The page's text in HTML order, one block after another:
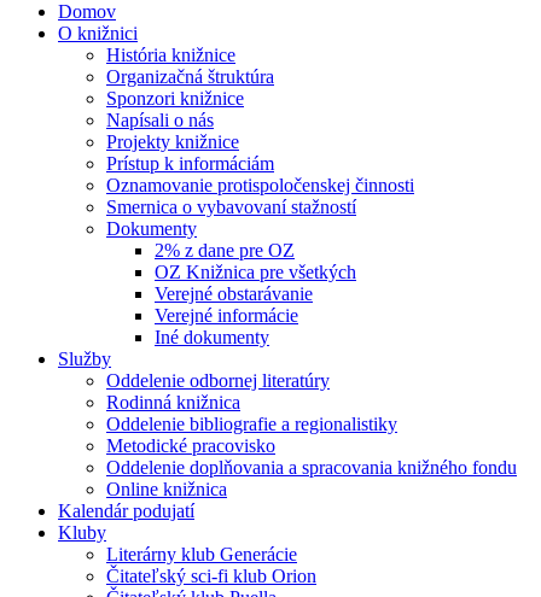
Domov
O knižnici
História knižnice
Organizačná štruktúra
Sponzori knižnice
Napísali o nás
Projekty knižnice
Prístup k informáciám
Oznamovanie protispoločenskej činnosti
Smernica o vybavovaní stažností
Dokumenty
2% z dane pre OZ
OZ Knižnica pre všetkých
Verejné obstarávanie
Verejné informácie
Iné dokumenty
Služby
Oddelenie odbornej literatúry
Rodinná knižnica
Oddelenie bibliografie a regionalistiky
Metodické pracovisko
Oddelenie doplňovania a spracovania knižného fondu
Online knižnica
Kalendár podujatí
Kluby
Literárny klub Generácie
Čitateľský sci-fi klub Orion